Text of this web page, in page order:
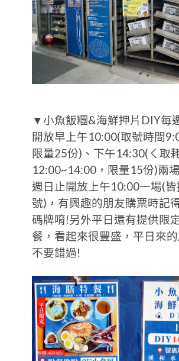
▼小魚飯糰&海鮮押片DIY每
開放早上午10:00(取號時間
限量25份)、下午14:30(ㄑ取
12:00~14:00，限量15份)兩
週日止開放上午10:00一場(
號)，有興趣的朋友購票時記
碼牌唷!另外平日還有提供限
餐，看起來很豐盛，平日來
不要錯過!